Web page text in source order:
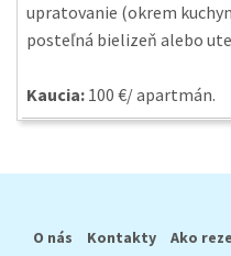
upratovanie (okrem
posteľná bielizeň alebo
Kaucia: 100 €/ apartmán.
O nás Kontakty Ako